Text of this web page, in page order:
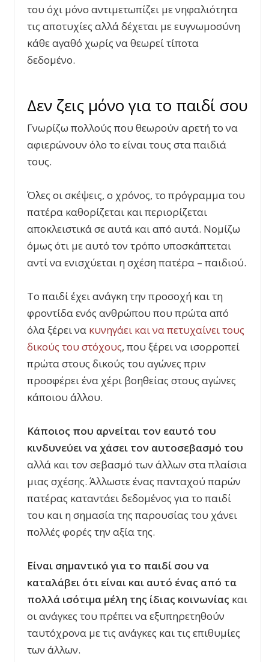
του όχι μόνο αντιμετωπίζει με νηφαλιότητα
τις αποτυχίες αλλά δέχεται με ευγνωμοσύνη
κάθε αγαθό χωρίς να θεωρεί τίποτα
δεδομένο.
Δεν ζεις μόνο για το παιδί σου
Γνωρίζω πολλούς που θεωρούν αρετή το να
αφιερώνουν όλο το είναι τους στα παιδιά
τους.
Όλες οι σκέψεις, ο χρόνος, το πρόγραμμα του
πατέρα καθορίζεται και περιορίζεται
αποκλειστικά σε αυτά και από αυτά. Νομίζω
όμως ότι με αυτό τον τρόπο υποσκάπτεται
αντί να ενισχύεται η σχέση πατέρα – παιδιού.
Το παιδί έχει ανάγκη την προσοχή και τη
φροντίδα ενός ανθρώπου που πρώτα από
όλα ξέρει να κυνηγάει και να πετυχαίνει τους
δικούς του στόχους, που ξέρει να ισορροπεί
πρώτα στους δικούς του αγώνες πριν
προσφέρει ένα χέρι βοηθείας στους αγώνες
κάποιου άλλου.
Κάποιος που αρνείται τον εαυτό του
κινδυνεύει να χάσει τον αυτοσεβασμό του
αλλά και τον σεβασμό των άλλων στα πλαίσια
μιας σχέσης. Άλλωστε ένας πανταχού παρών
πατέρας καταντάει δεδομένος για το παιδί
του και η σημασία της παρουσίας του χάνει
πολλές φορές την αξία της.
Είναι σημαντικό για το παιδί σου να
καταλάβει ότι είναι και αυτό ένας από τα
πολλά ισότιμα μέλη της ίδιας κοινωνίας και
οι ανάγκες του πρέπει να εξυπηρετηθούν
ταυτόχρονα με τις ανάγκες και τις επιθυμίες
των άλλων.